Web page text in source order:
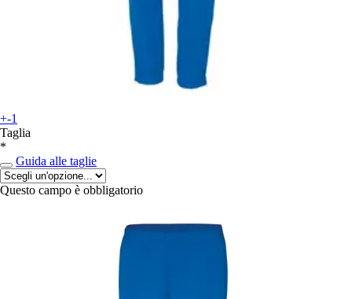
+-1
Taglia
*
Guida alle taglie
Questo campo è obbligatorio